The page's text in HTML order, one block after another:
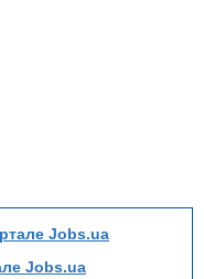
Jobs.ua
Jobs.ua